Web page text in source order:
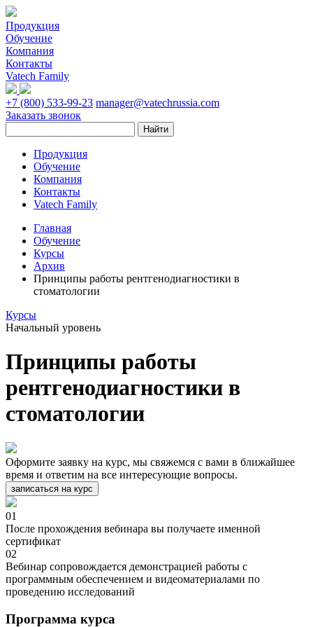
Продукция
Обучение
Компания
Контакты
Vatech Family
+7 (800) 533-99-23 manager@vatechrussia.com
Заказать звонок
Продукция
Обучение
Компания
Контакты
Vatech Family
Главная
Обучение
Курсы
Архив
Принципы работы рентгенодиагностики в
стоматологии
Курсы
Начальный уровень
Принципы работы
рентгенодиагностики в
стоматологии
Оформите заявку на курс, мы свяжемся с вами в ближайшее
время и ответим на все интересующие вопросы.
записаться на курс
01
После прохождения вебинара вы получаете именной
сертификат
02
Вебинар сопровождается демонстрацией работы с
программным обеспечением и видеоматериалами по
проведению исследований
Программа курса